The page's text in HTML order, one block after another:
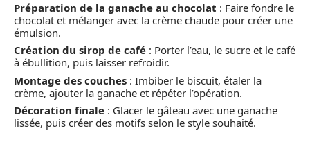
Préparation de la ganache au chocolat : Faire fondre le
chocolat et mélanger avec la crème chaude pour créer une
émulsion.
Création du sirop de café : Porter l’eau, le sucre et le café
à ébullition, puis laisser refroidir.
Montage des couches : Imbiber le biscuit, étaler la
crème, ajouter la ganache et répéter l’opération.
Décoration finale : Glacer le gâteau avec une ganache
lissée, puis créer des motifs selon le style souhaité.